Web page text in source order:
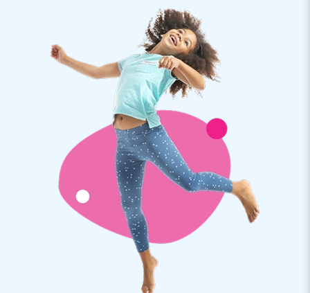
kwaliteitsnorm gecertificeerd. Wij leveren een erkend
keuringscertificaat, blower, logboek en een duidelijke
handleiding, zodat jij alles compleet hebt voor een mooie
beleving. Om ervoor te zorgen dat de attractie op zijn plaats
blijft en niet te dicht naar andere objecten drijft, dient er
verankermateriaal aan de verankerpunten bevestigd te
worden. Zo kan het feest veilig beginnen.
Hoge kwaliteitseisen
Om de kwaliteit van onze producten te garanderen, gebruiken
wij hoogfrequent gelaste PVC doeken van 900 gram/m2. De
doeken zijn sterk en hebben een beschermlaag die bestand is
tegen chloor en invloeden van open water. De Zwembad
Glijbaan Dolfijn is gemakkelijk te reinigen en duurzaam in
gebruik. Op dit leuke waterspel krijg je 1 jaar garantie.
Koop de Zwembad Glijbaan Dolfijn en bezorg jouw klanten